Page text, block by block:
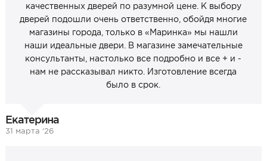
качественных дверей по разумной цене. К выбору
дверей подошли очень ответственно, обойдя многие
магазины города, только в «Маринка» мы нашли
наши идеальные двери. В магазине замечательные
консультанты, настолько все подробно и все + и -
нам не рассказывал никто. Изготовление всегда
было в срок.
Екатерина
31 марта ‘26